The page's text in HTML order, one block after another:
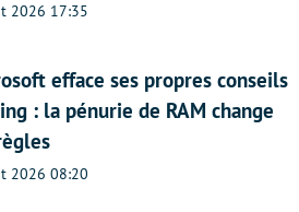
2026 17:35
efface ses propres conseils
: la pénurie de RAM change
2026 08:20